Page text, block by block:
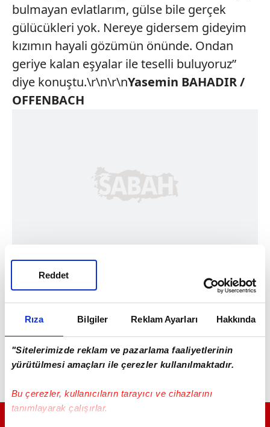
Rıza Bilgiler Reklam Ayarları Hakkında
"Sitelerimizde reklam ve pazarlama faaliyetlerinin
yürütülmesi amaçları ile çerezler kullanılmaktadır.
Bu çerezler, kullanıcıların tarayıcı ve cihazlarını
tanımlayarak çalışırlar.
Reddet
bulmayan evlatlarım, gülse bile gerçek
gülücükleri yok. Nereye gidersem gideyim
kızımın hayali gözümün önünde. Ondan
geriye kalan eşyalar ile teselli buluyoruz”
diye konuştu.\r\n\r\nYasemin BAHADIR /
OFFENBACH
GÜNÜN EN ÖNEMLİ MANŞETLERİ İÇİN TIKLAYIN